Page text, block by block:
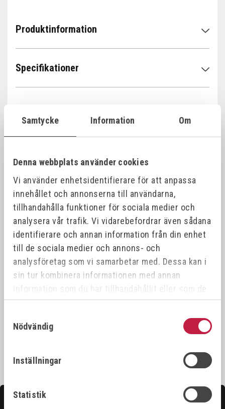
Samtycke Information Om
Denna webbplats använder cookies
Vi använder enhetsidentifierare för att anpassa
innehållet och annonserna till användarna,
tillhandahålla funktioner för sociala medier och
analysera vår trafik. Vi vidarebefordrar även sådana
identifierare och annan information från din enhet
till de sociala medier och annons- och
analysföretag som vi samarbetar med. Dessa kan i
sin tur kombinera informationen med annan
information som du har tillhandahållit eller som de
har samlat in när du har använt deras tjänster.
Nödvändig
Inställningar
Statistik
Produktinformation
Specifikationer
Alla produktvarianter
ART.NR NAMN
KAP/
206683
RHODIUS XTK8 Kapskiva 115x0,8x22,23 (50
förp)
(50/förp)